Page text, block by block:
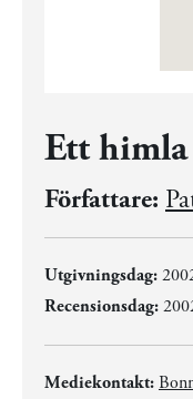
Ett
Författare:
Utgivningsdag:
Recensionsdag:
Mediekontakt: